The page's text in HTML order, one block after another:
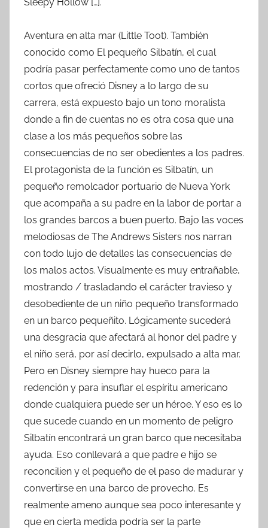
Aventura en alta mar (Little Toot). También
conocido como El pequeño Silbatín, el cual
podría pasar perfectamente como uno de tantos
cortos que ofreció Disney a lo largo de su
carrera, está expuesto bajo un tono moralista
donde a fin de cuentas no es otra cosa que una
clase a los más pequeños sobre las
consecuencias de no ser obedientes a los padres.
El protagonista de la función es Silbatín, un
pequeño remolcador portuario de Nueva York
que acompaña a su padre en la labor de portar a
los grandes barcos a buen puerto. Bajo las voces
melodiosas de The Andrews Sisters nos narran
con todo lujo de detalles las consecuencias de
los malos actos. Visualmente es muy entrañable,
mostrando / trasladando el carácter travieso y
desobediente de un niño pequeño transformado
en un barco pequeñito. Lógicamente sucederá
una desgracia que afectará al honor del padre y
el niño será, por así decirlo, expulsado a alta mar.
Pero en Disney siempre hay hueco para la
redención y para insuflar el espíritu americano
donde cualquiera puede ser un héroe. Y eso es lo
que sucede cuando en un momento de peligro
Silbatín encontrará un gran barco que necesitaba
ayuda. Eso conllevará a que padre e hijo se
reconcilien y el pequeño de el paso de madurar y
convertirse en una barco de provecho. Es
realmente ameno aunque sea poco interesante y
que en cierta medida podría ser la parte